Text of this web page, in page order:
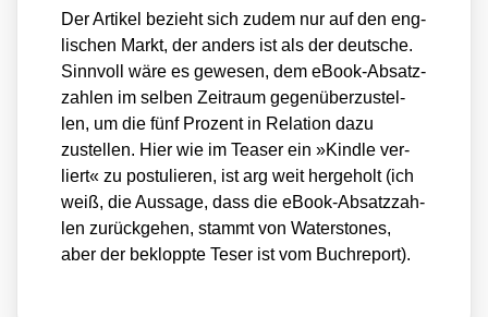
Der Arti­kel bezieht sich zudem nur auf den eng­
li­schen Markt, der anders ist als der deut­sche.
Sinn­voll wäre es gewe­sen, dem eBook-Absatz­
zah­len im sel­ben Zeit­raum gegen­über­zu­stel­
len, um die fünf Pro­zent in Rela­ti­on dazu
zustel­len. Hier wie im Teaser ein »Kind­le ver­
liert« zu pos­tu­lie­ren, ist arg weit her­ge­holt (ich
weiß, die Aus­sa­ge, dass die eBook-Absatz­zah­
len zurück­ge­hen, stammt von Water­sto­nes,
aber der beklopp­te Teser ist vom Buch­re­port).